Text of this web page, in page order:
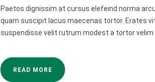
Paetos dignissim at cursus elefeind norma
quam suscipit lacus maecenas tortor. Erates
suspendisse velit rutrum modest a tortor velim
READ MORE